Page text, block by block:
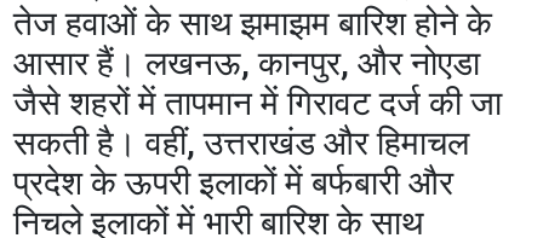
तेज हवाओं के साथ झमाझम बारिश होने के
आसार हैं। लखनऊ, कानपुर, और नोएडा
जैसे शहरों में तापमान में गिरावट दर्ज की जा
सकती है। वहीं, उत्तराखंड और हिमाचल
प्रदेश के ऊपरी इलाकों में बर्फबारी और
निचले इलाकों में भारी बारिश के साथ